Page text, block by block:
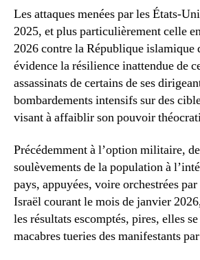
Les attaques menées par les États-
2025, et plus particulièrement celle
2026 contre la République islamique
évidence la résilience inattendue de
assassinats de certains de ses
bombardements intensifs sur des
visant à affaiblir son pouvoir
Précédemment à l’option militaire,
soulèvements de la population à
pays, appuyées, voire orchestrées
Israël courant le mois de janvier
les résultats escomptés, pires, elles
macabres tueries des manifestants